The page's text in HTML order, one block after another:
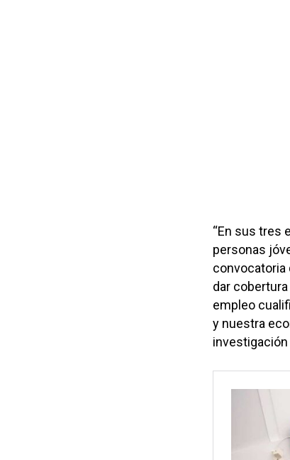
“En sus tres
personas
convocatoria
dar
empleo
y nuestra
investigación